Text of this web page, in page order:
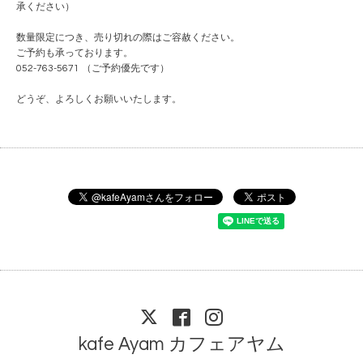
承ください）
数量限定につき、売り切れの際はご容赦ください。
ご予約も承っております。
052-763-5671 （ご予約優先です）
どうぞ、よろしくお願いいたします。
kafe Ayam カフェアヤム